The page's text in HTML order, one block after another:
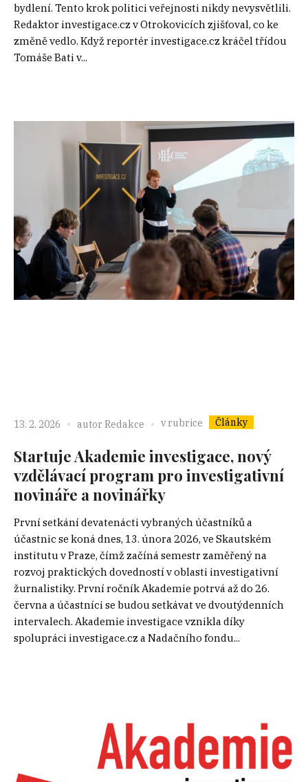
bydlení. Tento krok politici veřejnosti nikdy nevysvětlili.
Redaktor investigace.cz v Otrokovicích zjišťoval, co ke
změně vedlo. Když reportér investigace.cz kráčel třídou
Tomáše Bati v...
13. 2. 2026 autor Redakce v rubrice Články
Startuje Akademie investigace, nový
vzdělávací program pro investigativní
novináře a novinářky
První setkání devatenácti vybraných účastníků a
účastnic se koná dnes, 13. února 2026, ve Skautském
institutu v Praze, čímž začíná semestr zaměřený na
rozvoj praktických dovedností v oblasti investigativní
žurnalistiky. První ročník Akademie potrvá až do 26.
června a účastníci se budou setkávat ve dvoutýdenních
intervalech. Akademie investigace vznikla díky
spolupráci investigace.cz a Nadačního fondu...